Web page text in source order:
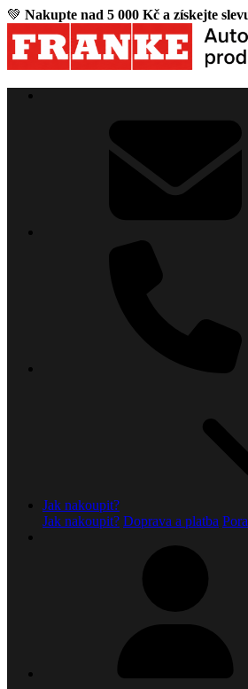
💚 Nakupte nad 5 000 Kč a získejte
Jak nakoupit?
Jak nakoupit? Doprava a platba